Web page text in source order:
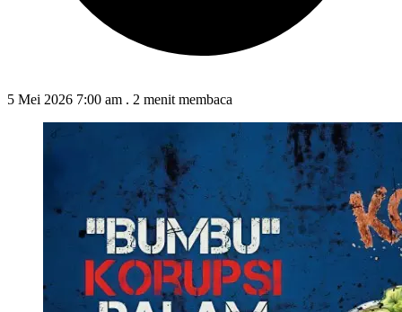
5 Mei 2026 7:00 am . 2 menit membaca